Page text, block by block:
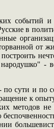
событий
в
от
-
сути и по
к
методов